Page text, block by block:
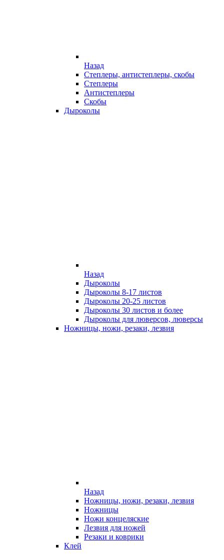
Назад
Степлеры, антистеплеры, скобы
Степлеры
Антистеплеры
Скобы
Дыроколы
Назад
Дыроколы
Дыроколы 8-17 листов
Дыроколы 20-25 листов
Дыроколы 30 листов и более
Дыроколы для люверсов, люверсы
Ножницы, ножи, резаки, лезвия
Назад
Ножницы, ножи, резаки, лезвия
Ножницы
Ножи концеляские
Лезвия для ножей
Резаки и коврики
Клей